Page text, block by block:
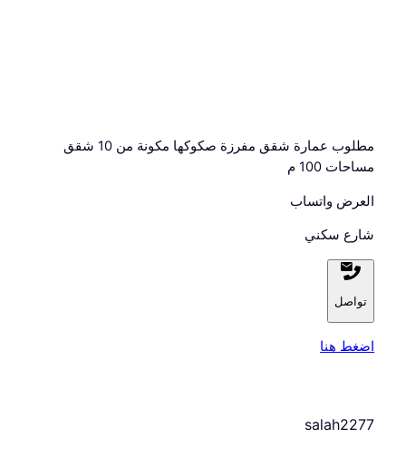
مطلوب عمارة شقق مفرزة صكوكها مكونة من 10 شقق
مساحات 100 م
العرض واتساب
شارع سكني
تواصل
اضغط هنا
salah2277